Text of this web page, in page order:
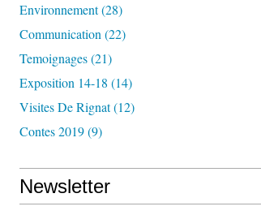
Environnement(28)
Communication (22)
Temoignages(21)
Exposition 14-18 (14)
Visites De Rignat(12)
Contes 2019(9)
Newsletter